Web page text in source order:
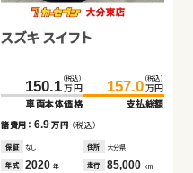
スズキ スイフト
150.1 （税込）
万円
車両本体価格
157.0 （税込）
万円
支払総額
諸費用： 6.9万円 （税込）
保証 なし 住所 大分県
年式 2020年 走行 85,000 km
ホンダ フリード
45.3（税込）
万円
車両本体価格
諸費用：12.5万円 （税込）
ホンダ Ｎ ＢＯＸ
189.0 （税込）
万円
車両本体価格
195.6 （税込）
万円
支払総額
諸費用： 6.6万円 （税込）
保証 あり 住所 福島県
年式 2023年 走行 10,100 km